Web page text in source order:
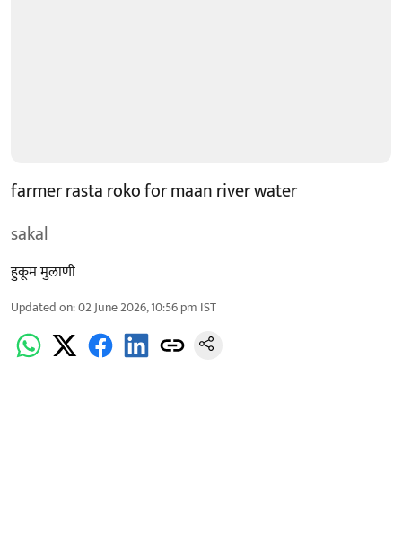
farmer rasta roko for maan river water
sakal
हुकूम मुलाणी ​
Updated on:02 June 2026, 10:56 pm IST